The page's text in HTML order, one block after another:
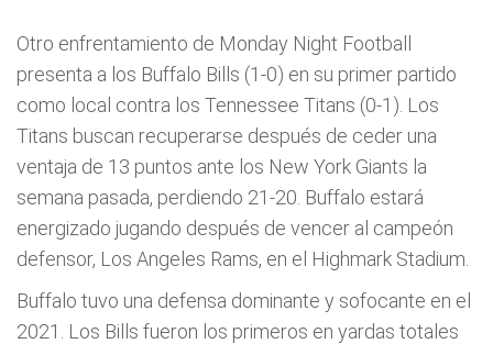
Otro enfrentamiento de Monday Night Football
presenta a los Buffalo Bills (1-0) en su primer partido
como local contra los Tennessee Titans (0-1). Los
Titans buscan recuperarse después de ceder una
ventaja de 13 puntos ante los New York Giants la
semana pasada, perdiendo 21-20. Buffalo estará
energizado jugando después de vencer al campeón
defensor, Los Angeles Rams, en el Highmark Stadium.
Buffalo tuvo una defensa dominante y sofocante en el
2021. Los Bills fueron los primeros en yardas totales